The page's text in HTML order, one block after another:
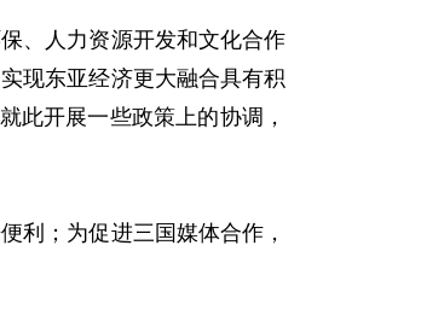
、人力资源开发和文化合作
现东亚经济更大融合具有积
此开展一些政策上的协调，
；为促进三国媒体合作，